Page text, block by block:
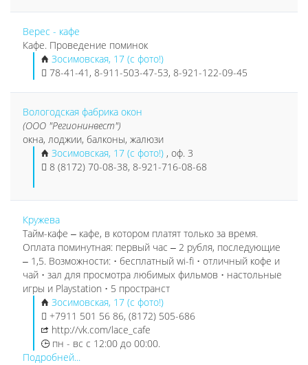
Верес - кафе
Кафе. Проведение поминок
Зосимовская, 17 (с фото!)
78-41-41, 8-911-503-47-53, 8-921-122-09-45
Вологодская фабрика окон
(ООО "Регионинвест")
окна, лоджии, балконы, жалюзи
Зосимовская, 17 (с фото!) , оф. 3
8 (8172) 70-08-38, 8-921-716-08-68
Кружева
Тайм-кафе ‒ кафе, в котором платят только за время.
Оплата поминутная: первый час ‒ 2 рубля, последующие
‒ 1,5. Возможности: • бесплатный wi-fi • отличный кофе и
чай • зал для просмотра любимых фильмов • настольные
игры и Playstation • 5 пространст
Зосимовская, 17 (с фото!)
+7911 501 56 86, (8172) 505-686
http://vk.com/lace_cafe
пн - вс с 12:00 до 00:00.
Подробней...